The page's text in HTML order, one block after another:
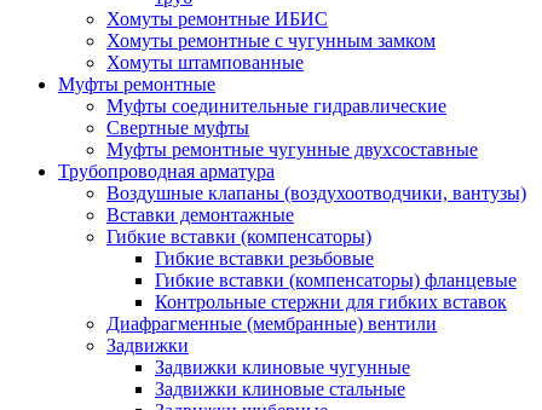
Хомуты ремонтные ИБИС
Хомуты ремонтные с чугунным замком
Хомуты штампованные
Муфты ремонтные
Муфты соединительные гидравлические
Свертные муфты
Муфты ремонтные чугунные двухсоставные
Трубопроводная арматура
Воздушные клапаны (воздухоотводчики, вантузы)
Вставки демонтажные
Гибкие вставки (компенсаторы)
Гибкие вставки резьбовые
Гибкие вставки (компенсаторы) фланцевые
Контрольные стержни для гибких вставок
Диафрагменные (мембранные) вентили
Задвижки
Задвижки клиновые чугунные
Задвижки клиновые стальные